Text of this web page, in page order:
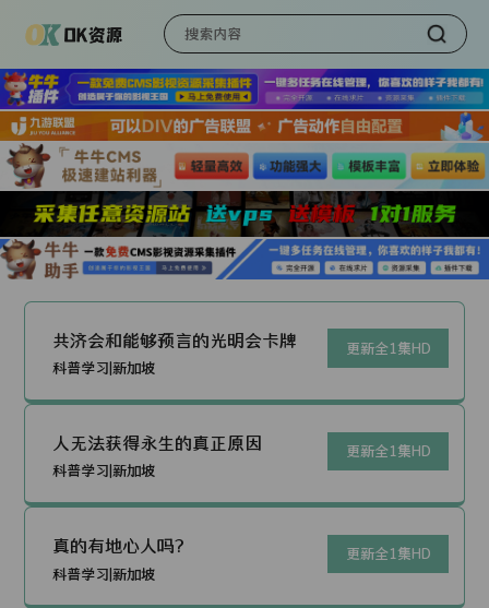
共济会和能够预言的光明会卡牌
科普学习|新加坡
更新全1集HD
人无法获得永生的真正原因
科普学习|新加坡
更新全1集HD
真的有地心人吗？
科普学习|新加坡
更新全1集HD